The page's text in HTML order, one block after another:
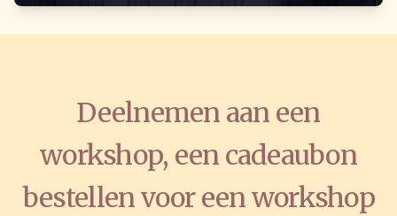
Deelnemen aan een
workshop, een cadeaubon
bestellen voor een workshop